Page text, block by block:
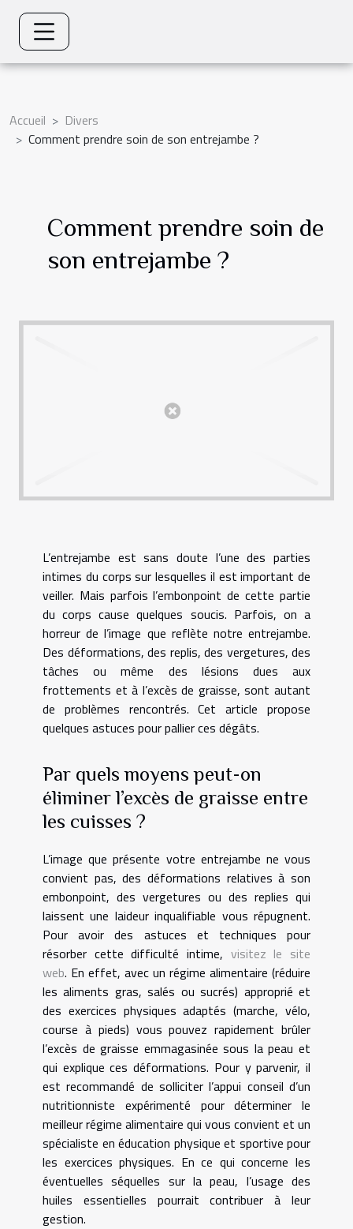
Accueil
Divers
Comment prendre soin de son entrejambe ?
Comment prendre soin de
son entrejambe ?
L’entrejambe est sans doute l’une des parties
intimes du corps sur lesquelles il est important de
veiller. Mais parfois l’embonpoint de cette partie
du corps cause quelques soucis. Parfois, on a
horreur de l’image que reflète notre entrejambe.
Des déformations, des replis, des vergetures, des
tâches ou même des lésions dues aux
frottements et à l’excès de graisse, sont autant
de problèmes rencontrés. Cet article propose
quelques astuces pour pallier ces dégâts.
Par quels moyens peut-on
éliminer l’excès de graisse entre
les cuisses ?
L’image que présente votre entrejambe ne vous
convient pas, des déformations relatives à son
embonpoint, des vergetures ou des replies qui
laissent une laideur inqualifiable vous répugnent.
Pour avoir des astuces et techniques pour
résorber cette difficulté intime, visitez le site
web. En effet, avec un régime alimentaire (réduire
les aliments gras, salés ou sucrés) approprié et
des exercices physiques adaptés (marche, vélo,
course à pieds) vous pouvez rapidement brûler
l’excès de graisse emmagasinée sous la peau et
qui explique ces déformations. Pour y parvenir, il
est recommandé de solliciter l’appui conseil d’un
nutritionniste expérimenté pour déterminer le
meilleur régime alimentaire qui vous convient et un
spécialiste en éducation physique et sportive pour
les exercices physiques. En ce qui concerne les
éventuelles séquelles sur la peau, l’usage des
huiles essentielles pourrait contribuer à leur
gestion.